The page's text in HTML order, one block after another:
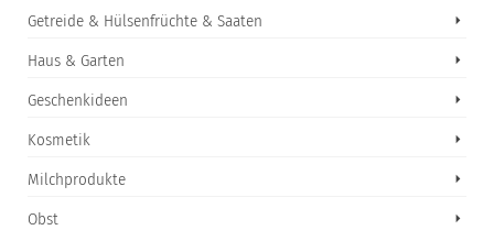
Getreide & Hülsenfrüchte & Saaten
Haus & Garten
Geschenkideen
Kosmetik
Milchprodukte
Obst